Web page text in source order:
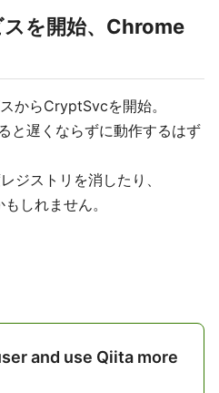
を開始、Chrome
からCryptSvcを開始。
と遅くならずに動作するはず
ジストリを消したり、
しれません。
and use Qiita more